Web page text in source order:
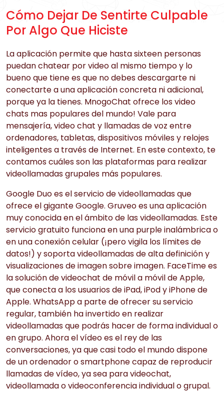
Cómo Dejar De Sentirte Culpable
Por Algo Que Hiciste
La aplicación permite que hasta sixteen personas
puedan chatear por video al mismo tiempo y lo
bueno que tiene es que no debes descargarte ni
conectarte a una aplicación concreta ni adicional,
porque ya la tienes. MnogoChat ofrece los video
chats mas populares del mundo! Vale para
mensajería, video chat y llamadas de voz entre
ordenadores, tabletas, dispositivos móviles y relojes
inteligentes a través de Internet. En este contexto, te
contamos cuáles son las plataformas para realizar
videollamadas grupales más populares.
Google Duo es el servicio de videollamadas que
ofrece el gigante Google. Gruveo es una aplicación
muy conocida en el ámbito de las videollamadas. Este
servicio gratuito funciona en una purple inalámbrica o
en una conexión celular (¡pero vigila los límites de
datos!) y soporta videollamadas de alta definición y
visualizaciones de imagen sobre imagen. FaceTime es
la solución de videochat de móvil a móvil de Apple,
que conecta a los usuarios de iPad, iPod y iPhone de
Apple. WhatsApp a parte de ofrecer su servicio
regular, también ha invertido en realizar
videollamadas que podrás hacer de forma individual o
en grupo. Ahora el vídeo es el rey de las
conversaciones, ya que casi todo el mundo dispone
de un ordenador o smartphone capaz de reproducir
llamadas de vídeo, ya sea para videochat,
videollamada o videoconferencia individual o grupal.